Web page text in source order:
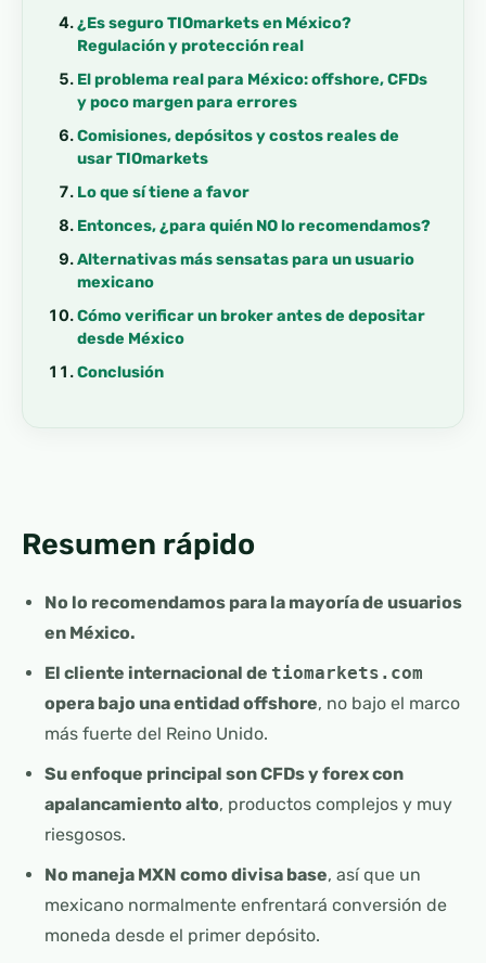
¿Es seguro TIOmarkets en México?
Regulación y protección real
El problema real para México: offshore, CFDs
y poco margen para errores
Comisiones, depósitos y costos reales de
usar TIOmarkets
Lo que sí tiene a favor
Entonces, ¿para quién NO lo recomendamos?
Alternativas más sensatas para un usuario
mexicano
Cómo verificar un broker antes de depositar
desde México
Conclusión
Resumen rápido
No lo recomendamos para la mayoría de usuarios
en México.
El cliente internacional de tiomarkets.com
opera bajo una entidad offshore, no bajo el marco
más fuerte del Reino Unido.
Su enfoque principal son CFDs y forex con
apalancamiento alto, productos complejos y muy
riesgosos.
No maneja MXN como divisa base, así que un
mexicano normalmente enfrentará conversión de
moneda desde el primer depósito.